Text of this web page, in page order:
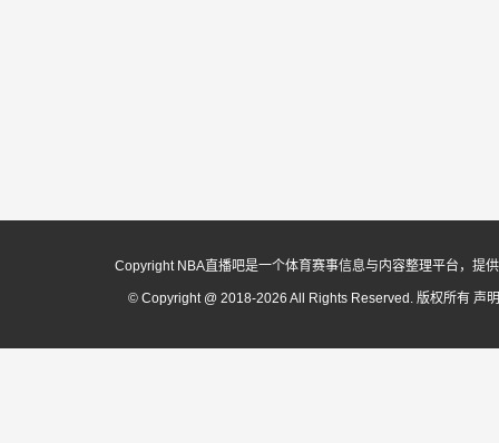
Copyright NBA直播吧是一个体育赛事信息与内容整理平台，提
© Copyright @ 2018-2026 All Rights Reserved. 版权所有 声